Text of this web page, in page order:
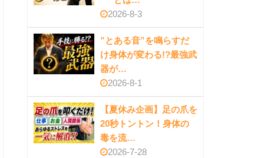
2026-8-3
”とある音”を鳴らすだ
け身体が変わる!?最強武
器が…
2026-8-1
【夏休み企画】足の爪を
20秒トントン！身体の
毒を流…
2026-7-28